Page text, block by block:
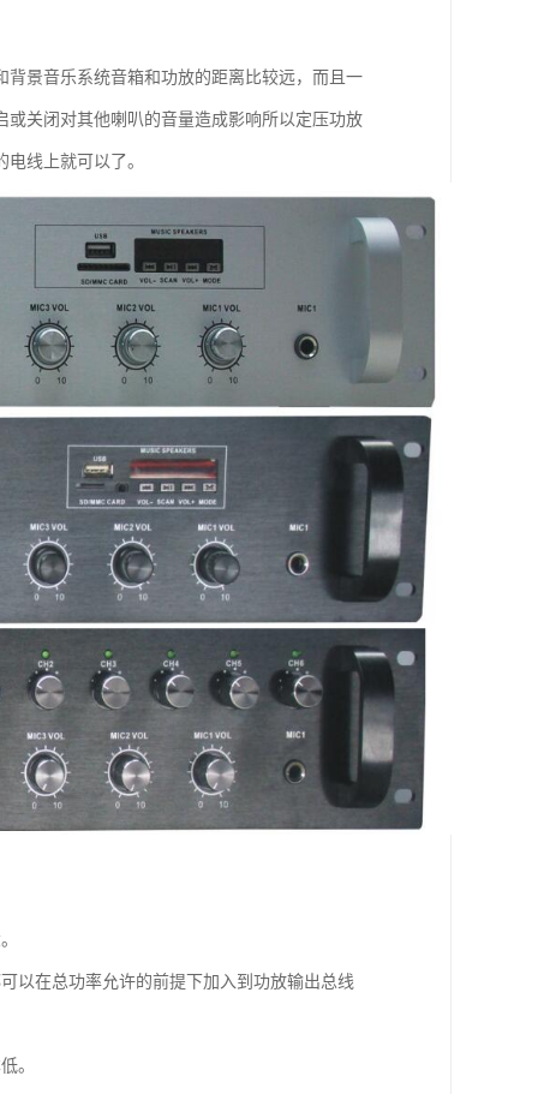
景音乐系统音箱和功放的距离比较远，而且一
关闭对其他喇叭的音量造成影响所以定压功放
线上就可以了。
以在总功率允许的前提下加入到功放输出总线
。